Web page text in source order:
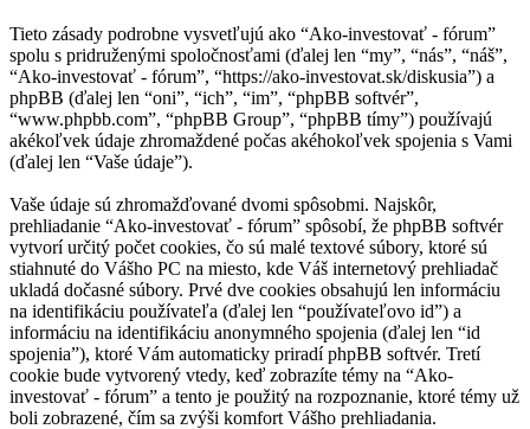
Tieto zásady podrobne vysvetľujú ako “Ako-investovať - fórum”
spolu s pridruženými spoločnosťami (ďalej len “my”, “nás”, “náš”,
“Ako-investovať - fórum”, “https://ako-investovat.sk/diskusia”) a
phpBB (ďalej len “oni”, “ich”, “im”, “phpBB softvér”,
“www.phpbb.com”, “phpBB Group”, “phpBB tímy”) používajú
akékoľvek údaje zhromaždené počas akéhokoľvek spojenia s Vami
(ďalej len “Vaše údaje”).
Vaše údaje sú zhromažďované dvomi spôsobmi. Najskôr,
prehliadanie “Ako-investovať - fórum” spôsobí, že phpBB softvér
vytvorí určitý počet cookies, čo sú malé textové súbory, ktoré sú
stiahnuté do Vášho PC na miesto, kde Váš internetový prehliadač
ukladá dočasné súbory. Prvé dve cookies obsahujú len informáciu
na identifikáciu používateľa (ďalej len “používateľovo id”) a
informáciu na identifikáciu anonymného spojenia (ďalej len “id
spojenia”), ktoré Vám automaticky priradí phpBB softvér. Tretí
cookie bude vytvorený vtedy, keď zobrazíte témy na “Ako-
investovať - fórum” a tento je použitý na rozpoznanie, ktoré témy už
boli zobrazené, čím sa zvýši komfort Vášho prehliadania.